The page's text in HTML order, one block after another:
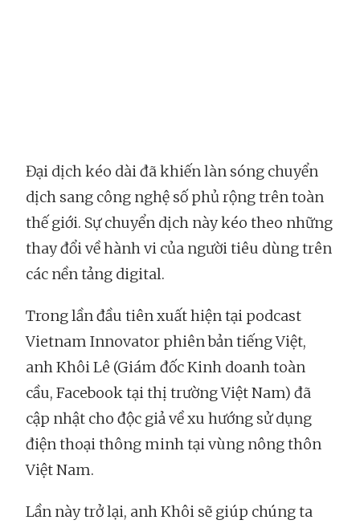
Đại dịch kéo dài đã khiến làn sóng chuyển
dịch sang công nghệ số phủ rộng trên toàn
thế giới. Sự chuyển dịch này kéo theo những
thay đổi về hành vi của người tiêu dùng trên
các nền tảng digital.
Trong lần đầu tiên xuất hiện tại podcast
Vietnam Innovator phiên bản tiếng Việt,
anh Khôi Lê (Giám đốc Kinh doanh toàn
cầu, Facebook tại thị trường Việt Nam) đã
cập nhật cho độc giả về xu hướng sử dụng
điện thoại thông minh tại vùng nông thôn
Việt Nam.
Lần này trở lại, anh Khôi sẽ giúp chúng ta